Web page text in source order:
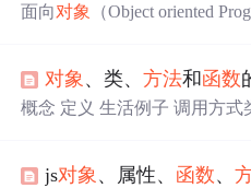
面向对象
（Object oriented
式更加接近人的思维，使程
好，从而大大提高了编程
...
对象、类、方法和函数
概念 定义 生活例子 调用方式
定义的函数 ，需通过对象调用
js对象、属性、 函数、